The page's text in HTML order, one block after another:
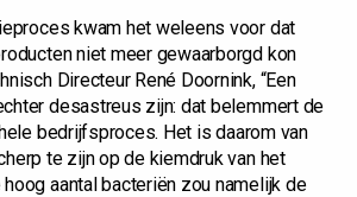
kwam het weleens voor dat
niet meer gewaarborgd kon
Directeur René Doornink, “Een
desastreus zijn: dat belemmert de
bedrijfsproces. Het is daarom van
te zijn op de kiemdruk van het
aantal bacteriën zou namelijk de